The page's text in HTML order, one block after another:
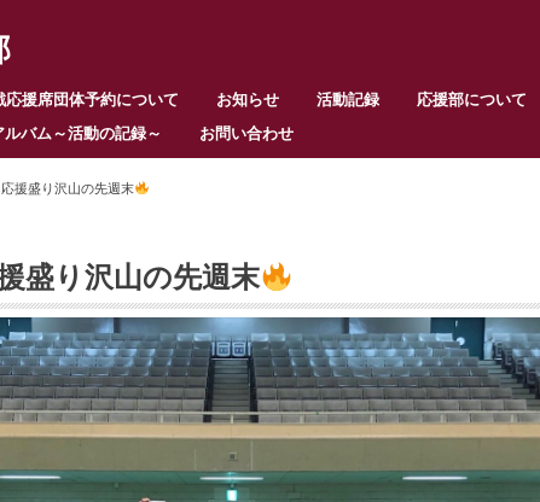
援席団体予約について お知らせ 活動記録 応援部について
ルバム～活動の記録～ お問い合わせ
援盛り沢山の先週末
盛り沢山の先週末